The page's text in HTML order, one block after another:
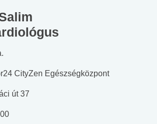
CityZen Egészségközpont
út 37